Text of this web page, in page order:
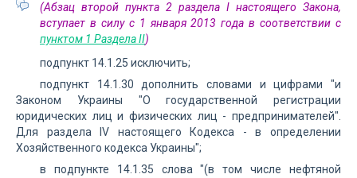
(Абзац второй пункта 2 раздела I настоящего Закона,
вступает в силу с 1 января 2013 года в соответствии с
пунктом 1 Раздела II)
подпункт 14.1.25 исключить;
подпункт 14.1.30 дополнить словами и цифрами "и
Законом Украины "О государственной регистрации
юридических лиц и физических лиц - предпринимателей".
Для раздела IV настоящего Кодекса - в определении
Хозяйственного кодекса Украины";
в подпункте 14.1.35 слова "(в том числе нефтяной